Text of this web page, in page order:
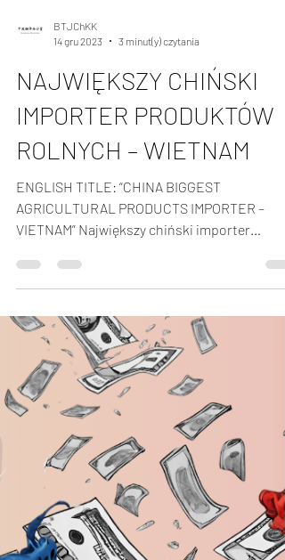
BTJChKK
14 gru 2023
3 minut(y) czytania
NAJWIĘKSZY CHIŃSKI
IMPORTER PRODUKTÓW
ROLNYCH – WIETNAM
ENGLISH TITLE: “CHINA BIGGEST
AGRICULTURAL PRODUCTS IMPORTER –